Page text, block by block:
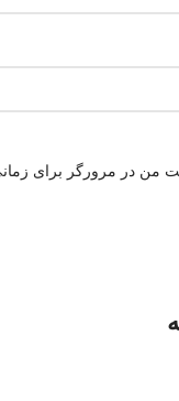
من در مرورگر برای